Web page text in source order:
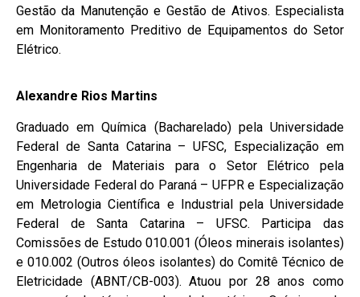
Gestão da Manutenção e Gestão de Ativos. Especialista
em Monitoramento Preditivo de Equipamentos do Setor
Elétrico.
Alexandre Rios Martins
Graduado em Química (Bacharelado) pela Universidade
Federal de Santa Catarina – UFSC, Especialização em
Engenharia de Materiais para o Setor Elétrico pela
Universidade Federal do Paraná – UFPR e Especialização
em Metrologia Científica e Industrial pela Universidade
Federal de Santa Catarina – UFSC. Participa das
Comissões de Estudo 010.001 (Óleos minerais isolantes)
e 010.002 (Outros óleos isolantes) do Comitê Técnico de
Eletricidade (ABNT/CB-003). Atuou por 28 anos como